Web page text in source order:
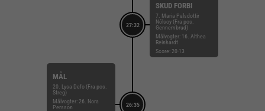
27:32
SKUD FORBI
7. Maria Palsdottir
Nólsoy (Fra pos.
Gennembrud)
Målvogter: 16. Althea
Reinhardt
Score: 20-13
26:35
MÅL
20. Lysa Defo (Fra pos.
Streg)
Målvogter: 26. Nora
Persson